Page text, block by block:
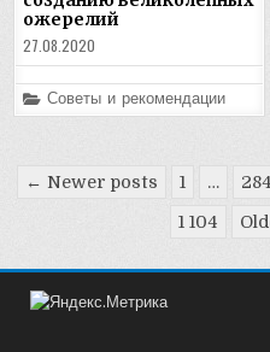
ожерелий
27.08.2020
Posted
in
Советы и рекомендации
Пагинация
← Newer posts 1 … 284
1 104